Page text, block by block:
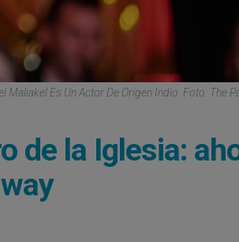
Maliakel Es Un Actor De Origen Indio. Foto: The
de la Iglesia: